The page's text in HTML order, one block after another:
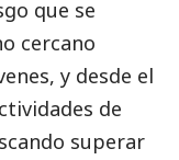
que se
cercano
y desde el
de
superar